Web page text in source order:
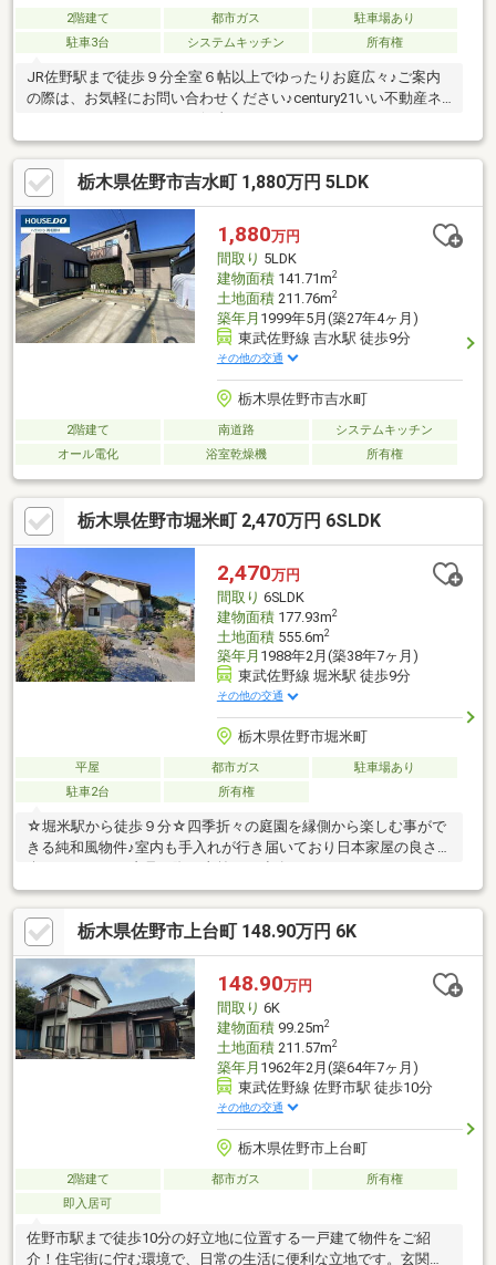
2階建て 都市ガス
駐車場あり
駐車3台
システムキッチン 所有権
JR佐野駅まで徒歩９分全室６帖以上でゆったりお庭広々♪ご案内
の際は、お気軽にお問い合わせください♪century21いい不動産ネ
栃木県佐野市吉水町 1,880万円 5LDK
1,880万円
間取り 5LDK
建物面積141.71m2
土地面積211.76m2
築年月 1999年5月(築27年4ヶ月)
東武佐野線 吉水駅 徒歩9分
その他の交通
栃木県佐野市吉水町
2階建て 南道路
システムキッチン
オール電化
浴室乾燥機 所有権
栃木県佐野市堀米町 2,470万円 6SLDK
2,470万円
間取り 6SLDK
建物面積177.93m2
土地面積555.6m2
築年月 1988年2月(築38年7ヶ月)
東武佐野線 堀米駅 徒歩9分
その他の交通
栃木県佐野市堀米町
平屋 都市ガス
駐車場あり
駐車2台
所有権
☆堀米駅から徒歩９分☆四季折々の庭園を縁側から楽しむ事がで
きる純和風物件♪室内も手入れが行き届いており日本家屋の良さが
栃木県佐野市上台町 148.90万円 6K
148.90万円
間取り 6K
建物面積99.25m2
土地面積211.57m2
築年月 1962年2月(築64年7ヶ月)
東武佐野線 佐野市駅 徒歩10分
その他の交通
栃木県佐野市上台町
2階建て 都市ガス
所有権
即入居可
佐野市駅まで徒歩10分の好立地に位置する一戸建て物件をご紹
介！住宅街に佇む環境で、日常の生活に便利な立地です。玄関南